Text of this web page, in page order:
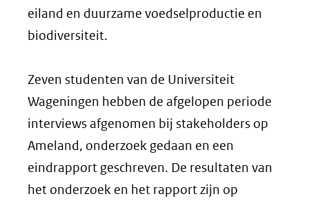
eiland en duurzame voedselproductie en
biodiversiteit.
Zeven studenten van de Universiteit
Wageningen hebben de afgelopen periode
interviews afgenomen bij stakeholders op
Ameland, onderzoek gedaan en een
eindrapport geschreven. De resultaten van
het onderzoek en het rapport zijn op